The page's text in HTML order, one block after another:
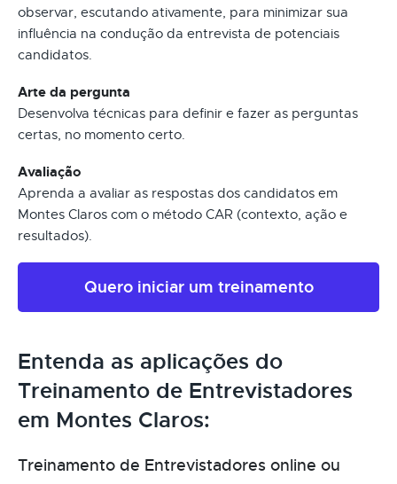
observar, escutando ativamente, para minimizar sua
influência na condução da entrevista de potenciais
candidatos.
Arte da pergunta
Desenvolva técnicas para definir e fazer as perguntas
certas, no momento certo.
Avaliação
Aprenda a avaliar as respostas dos candidatos em
Montes Claros com o método CAR (contexto, ação e
resultados).
Quero iniciar um treinamento
Entenda as aplicações do
Treinamento de Entrevistadores
em Montes Claros:
Treinamento de Entrevistadores online ou